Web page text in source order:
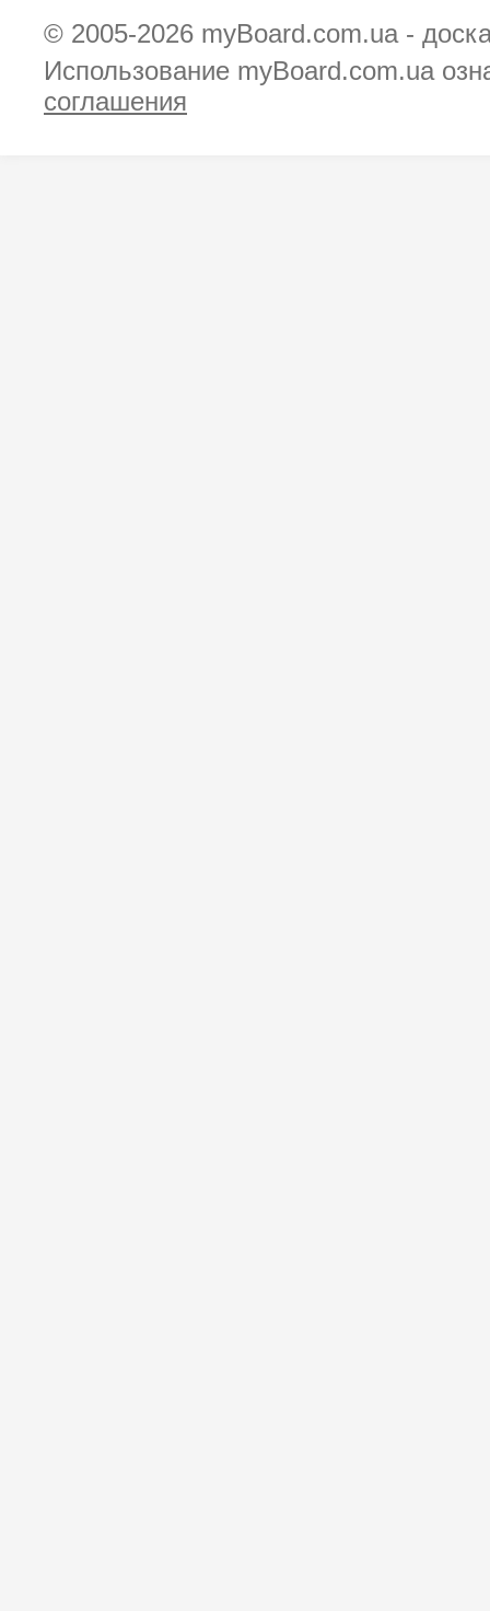
© 2005-2026 myBoard.com.ua -
Использование myBoard.com.ua
соглашения